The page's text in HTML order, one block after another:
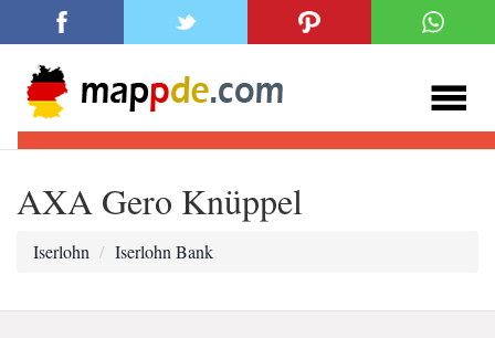
AXA Gero Knüppel
Iserlohn Iserlohn Bank